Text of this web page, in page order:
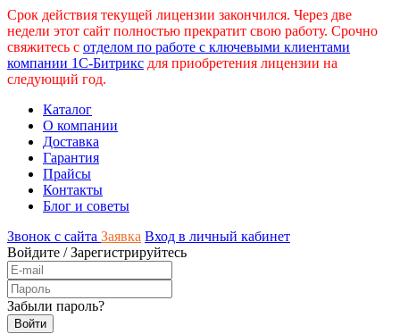
Срок действия текущей лицензии закончился. Через две
недели этот сайт полностью прекратит свою работу. Срочно
свяжитесь с отделом по работе с ключевыми клиентами
компании 1С-Битрикс для приобретения лицензии на
следующий год.
Каталог
О компании
Доставка
Гарантия
Прайсы
Контакты
Блог и советы
Звонок с сайта Заявка Вход в личный кабинет
Войдите /Зарегистрируйтесь
Забыли пароль?